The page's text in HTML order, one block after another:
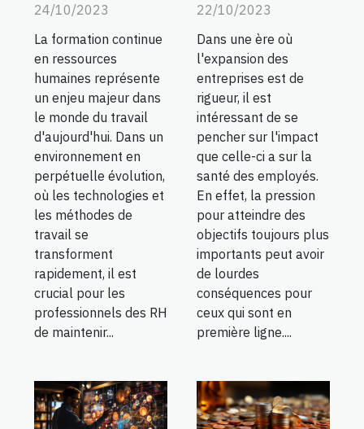
24/10/2023
La formation continue
en ressources
humaines représente
un enjeu majeur dans
le monde du travail
d'aujourd'hui. Dans un
environnement en
perpétuelle évolution,
où les technologies et
les méthodes de
travail se
transforment
rapidement, il est
crucial pour les
professionnels des RH
de maintenir...
22/10/2023
Dans une ère où
l'expansion des
entreprises est de
rigueur, il est
intéressant de se
pencher sur l'impact
que celle-ci a sur la
santé des employés.
En effet, la pression
pour atteindre des
objectifs toujours plus
importants peut avoir
de lourdes
conséquences pour
ceux qui sont en
première ligne....